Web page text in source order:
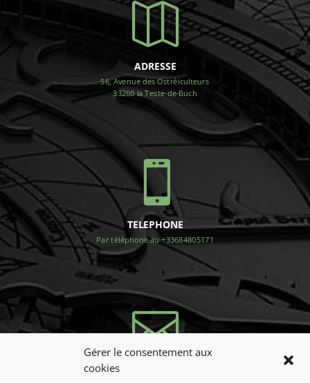
Gérer le consentement aux
cookies

ADRESSE
56, Avenue des Ostréiculteurs
33260 la Teste-de-Buch

TELEPHONE
Par téléphone au +33684805171

NOUS CONTACTER